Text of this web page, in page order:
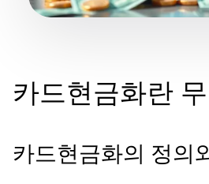
카드현금화란
카드현금화의 정의